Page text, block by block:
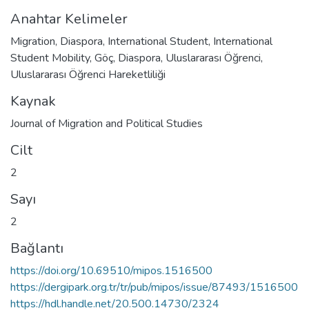
Anahtar Kelimeler
Migration, Diaspora, International Student, International
Student Mobility, Göç, Diaspora, Uluslararası Öğrenci,
Uluslararası Öğrenci Hareketliliği
Kaynak
Journal of Migration and Political Studies
Cilt
2
Sayı
2
Bağlantı
https://doi.org/10.69510/mipos.1516500
https://dergipark.org.tr/tr/pub/mipos/issue/87493/1516500
https://hdl.handle.net/20.500.14730/2324